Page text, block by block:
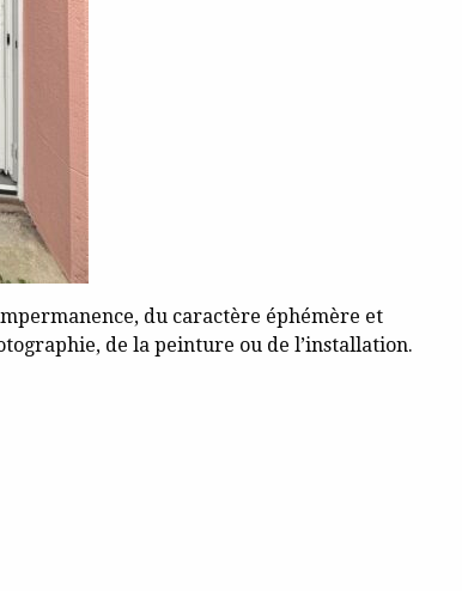
du caractère éphémère et
de la peinture ou de l’installation.